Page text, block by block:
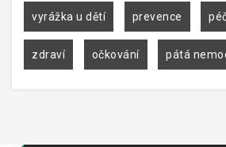
vyrážka u dětí prevence
zdraví očkování pátá